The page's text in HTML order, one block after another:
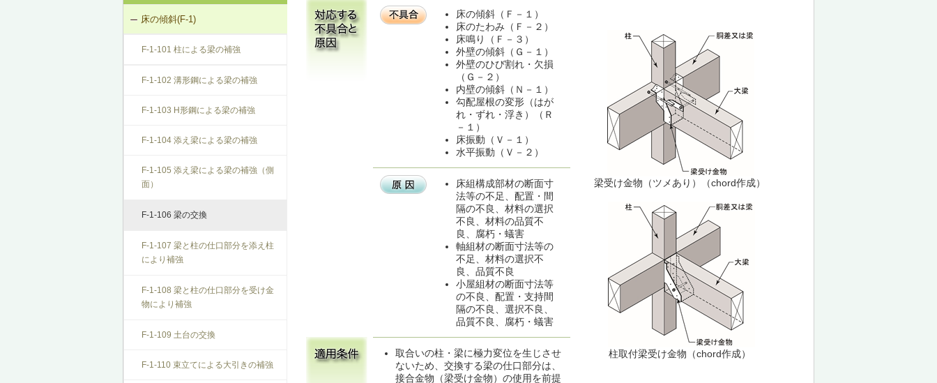
K-1-103 布基礎底盤の拡大（基礎の
天端レベル調整）
K-1-104 土台をジャッキアップのう
え、基礎天端レベル調整
K-1-501 基礎をジャッキアップのう
K-1-502 基礎をジャッキアップのう
K-2-503 打直し工法
基礎のひび割れ・欠損（K-2）
床の傾斜(F-1)
F-1-101 柱による梁の補強
F-1-102 溝形鋼による梁の補強
F-1-103 H形鋼による梁の補強
F-1-104 添え梁による梁の補強
F-1-105 添え梁による梁の補強（側
面）
F-1-106 梁の交換
F-1-107 梁と柱の仕口部分を添え柱
により補強
F-1-108 梁と柱の仕口部分を受け金
物により補強
F-1-109 土台の交換
F-1-110 束立てによる大引きの補強
梁受け金物（ツメあり）（chord作成）
柱取付梁受け金物（chord作成）
床の傾斜（Ｆ－１）
床のたわみ（Ｆ－２）
床鳴り（Ｆ－３）
外壁の傾斜（Ｇ－１）
外壁のひび割れ・欠損
（Ｇ－２）
内壁の傾斜（Ｎ－１）
勾配屋根の変形（はが
れ・ずれ・浮き）（Ｒ
－１）
床振動（Ｖ－１）
水平振動（Ｖ－２）
床組構成部材の断面寸
法等の不足、配置・間
隔の不良、材料の選択
不良、材料の品質不
良、腐朽・蟻害
軸組材の断面寸法等の
不足、材料の選択不
良、品質不良
小屋組材の断面寸法等
の不良、配置・支持間
隔の不良、選択不良、
品質不良、腐朽・蟻害
取合いの柱・梁に極力変位を生じさせ
ないため、交換する梁の仕口部分は、
接合金物（梁受け金物）の使用を前提